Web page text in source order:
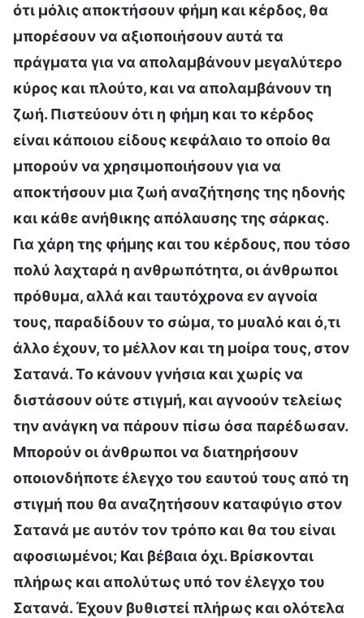
ότι μόλις αποκτήσουν φήμη και κέρδος, θα
μπορέσουν να αξιοποιήσουν αυτά τα
πράγματα για να απολαμβάνουν μεγαλύτερο
κύρος και πλούτο, και να απολαμβάνουν τη
ζωή. Πιστεύουν ότι η φήμη και το κέρδος
είναι κάποιου είδους κεφάλαιο το οποίο θα
μπορούν να χρησιμοποιήσουν για να
αποκτήσουν μια ζωή αναζήτησης της ηδονής
και κάθε ανήθικης απόλαυσης της σάρκας.
Για χάρη της φήμης και του κέρδους, που τόσο
πολύ λαχταρά η ανθρωπότητα, οι άνθρωποι
πρόθυμα, αλλά και ταυτόχρονα εν αγνοία
τους, παραδίδουν το σώμα, το μυαλό και ό,τι
άλλο έχουν, το μέλλον και τη μοίρα τους, στον
Σατανά. Το κάνουν γνήσια και χωρίς να
διστάσουν ούτε στιγμή, και αγνοούν τελείως
την ανάγκη να πάρουν πίσω όσα παρέδωσαν.
Μπορούν οι άνθρωποι να διατηρήσουν
οποιονδήποτε έλεγχο του εαυτού τους από τη
στιγμή που θα αναζητήσουν καταφύγιο στον
Σατανά με αυτόν τον τρόπο και θα του είναι
αφοσιωμένοι; Και βέβαια όχι. Βρίσκονται
πλήρως και απολύτως υπό τον έλεγχο του
Σατανά. Έχουν βυθιστεί πλήρως και ολότελα